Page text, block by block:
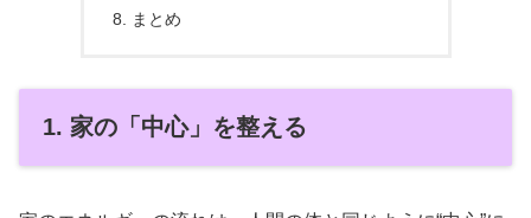
まとめ
1. 家の「中心」を整える